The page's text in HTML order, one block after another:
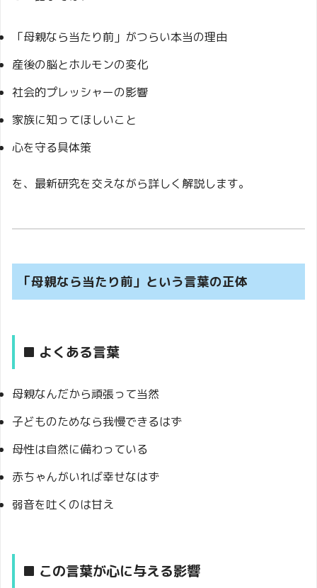
「母親なら当たり前」がつらい本当の理由
産後の脳とホルモンの変化
社会的プレッシャーの影響
家族に知ってほしいこと
心を守る具体策
を、最新研究を交えながら詳しく解説します。
「母親なら当たり前」という言葉の正体
■ よくある言葉
母親なんだから頑張って当然
子どものためなら我慢できるはず
母性は自然に備わっている
赤ちゃんがいれば幸せなはず
弱音を吐くのは甘え
■ この言葉が心に与える影響